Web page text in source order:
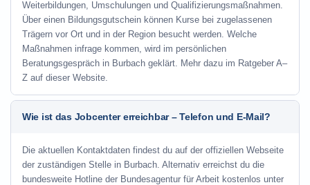
Weiterbildungen, Umschulungen und Qualifizierungsmaßnahmen.
Über einen Bildungsgutschein können Kurse bei zugelassenen
Trägern vor Ort und in der Region besucht werden. Welche
Maßnahmen infrage kommen, wird im persönlichen
Beratungsgespräch in Burbach geklärt. Mehr dazu im Ratgeber A–
Z auf dieser Website.
Wie ist das Jobcenter erreichbar – Telefon und E-Mail?
Die aktuellen Kontaktdaten findest du auf der offiziellen Webseite
der zuständigen Stelle in Burbach. Alternativ erreichst du die
bundesweite Hotline der Bundesagentur für Arbeit kostenlos unter